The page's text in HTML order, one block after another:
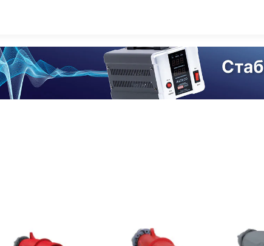
Широкая зона подключения для кабельного ввода
Кабельные соединения удобны благодаря особым шайбам
Для удобства на изделии указана схема электрических